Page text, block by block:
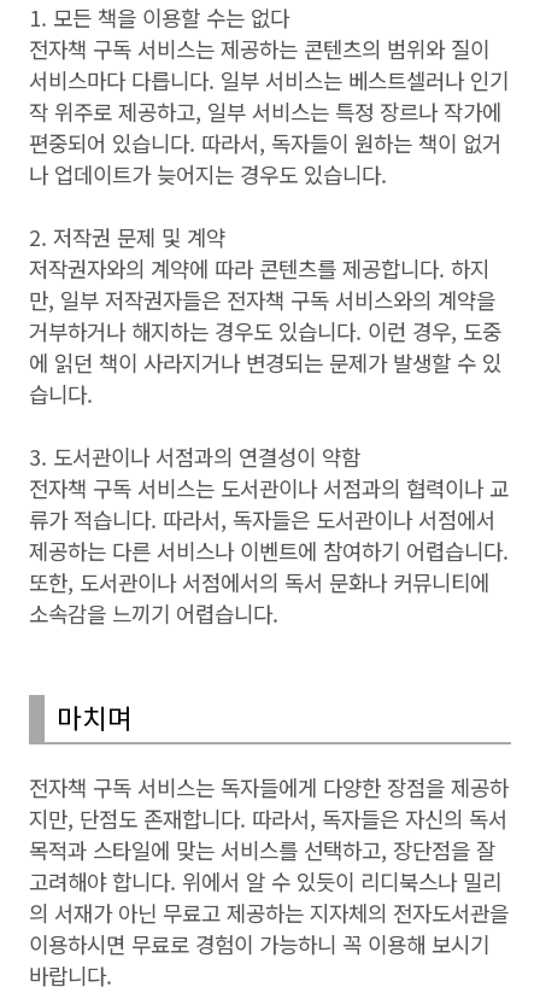
1. 모든 책을 이용할 수는 없다
전자책 구독 서비스는 제공하는 콘텐츠의 범위와 질이
서비스마다 다릅니다. 일부 서비스는 베스트셀러나 인기
작 위주로 제공하고, 일부 서비스는 특정 장르나 작가에
편중되어 있습니다. 따라서, 독자들이 원하는 책이 없거
나 업데이트가 늦어지는 경우도 있습니다.
2. 저작권 문제 및 계약
저작권자와의 계약에 따라 콘텐츠를 제공합니다. 하지
만, 일부 저작권자들은 전자책 구독 서비스와의 계약을
거부하거나 해지하는 경우도 있습니다. 이런 경우, 도중
에 읽던 책이 사라지거나 변경되는 문제가 발생할 수 있
습니다.
3. 도서관이나 서점과의 연결성이 약함
전자책 구독 서비스는 도서관이나 서점과의 협력이나 교
류가 적습니다. 따라서, 독자들은 도서관이나 서점에서
제공하는 다른 서비스나 이벤트에 참여하기 어렵습니다.
또한, 도서관이나 서점에서의 독서 문화나 커뮤니티에
소속감을 느끼기 어렵습니다.
마치며
전자책 구독 서비스는 독자들에게 다양한 장점을 제공하
지만, 단점도 존재합니다. 따라서, 독자들은 자신의 독서
목적과 스타일에 맞는 서비스를 선택하고, 장단점을 잘
고려해야 합니다. 위에서 알 수 있듯이 리디북스나 밀리
의 서재가 아닌 무료고 제공하는 지자체의 전자도서관을
이용하시면 무료로 경험이 가능하니 꼭 이용해 보시기
바랍니다.